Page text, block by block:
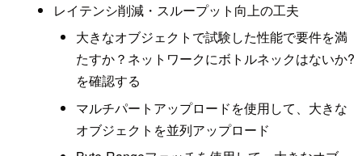
レイテンシ削減・スループット向上の工夫
大きなオブジェクトで試験した性能で要件を満
たすか？ネットワークにボトルネックはないか?
を確認する
マルチパートアップロードを使用して、大きな
オブジェクトを並列アップロード